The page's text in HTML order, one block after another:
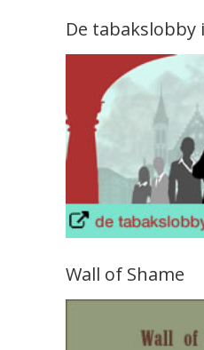
De tabakslobby
Wall of Shame